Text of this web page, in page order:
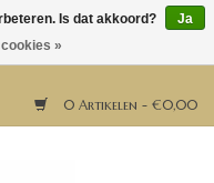
0 Artikelen - €0,00
Is dat akkoord?
Ja
»